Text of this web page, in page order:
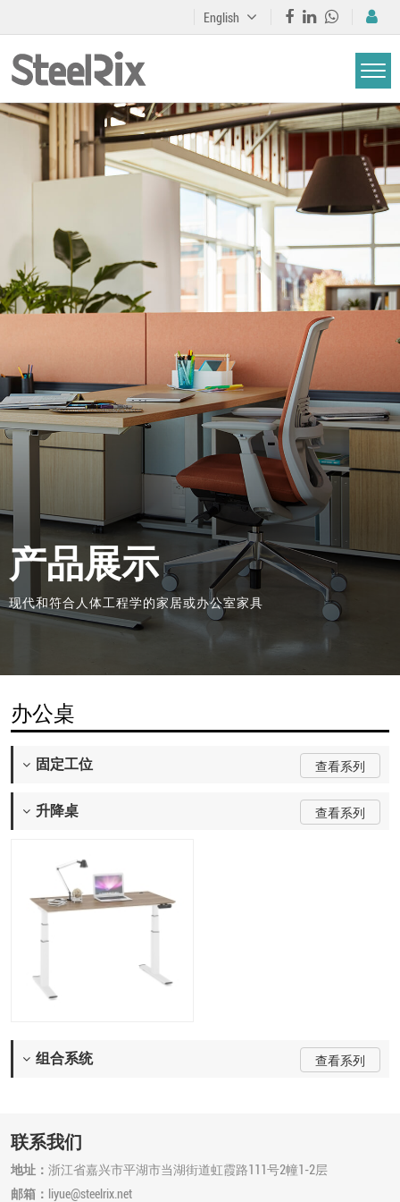
English
产品展示
现代和符合人体工程学的家居或办公室家具
办公桌
固定工位 查看系列
升降桌 查看系列
组合系统
查看系列
联系我们
地址： 浙江省嘉兴市平湖市当湖街道虹霞路111号2幢1-2层
邮箱： liyue@steelrix.net